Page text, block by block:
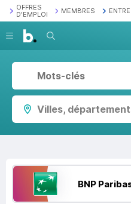
OFFRES
D'EMPLOI
MEMBRES
Recherche
Villes,
BNP